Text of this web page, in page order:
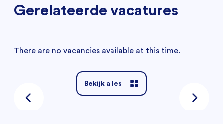
Gerelateerde vacatures
There are no vacancies available at this time.
Bekijk alles